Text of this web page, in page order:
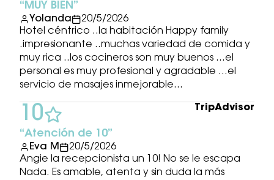
MUY BIEN
Yolanda
20/5/2026
Hotel céntrico ..la habitación Happy family
.impresionante ..muchas variedad de comida y
muy rica ..los cocineros son muy buenos ...el
personal es muy profesional y agradable ...el
servicio de masajes inmejorable...
Atención de 10
Eva M
20/5/2026
Angie la recepcionista un 10! No se le escapa
Nada. Es amable, atenta y sin duda la más
10 TripAdvisor